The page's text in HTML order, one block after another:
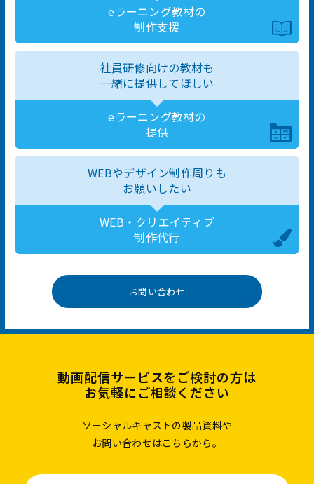
eラーニング教材の
制作支援
社員研修向けの教材も
一緒に提供してほしい
eラーニング教材の
提供
WEBやデザイン制作周りも
お願いしたい
WEB・クリエイティブ
制作代行
お問い合わせ
動画配信サービスをご検討の方は
お気軽にご相談ください
ソーシャルキャストの製品資料や
お問い合わせはこちらから。